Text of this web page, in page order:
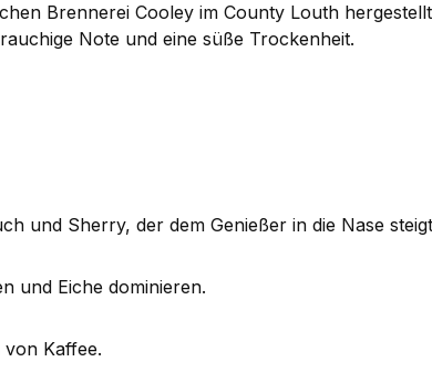
Brennerei Cooley im County Louth
Note und eine süße Trockenheit.
und Sherry, der dem Genießer in die Nase
und Eiche dominieren.
Kaffee.